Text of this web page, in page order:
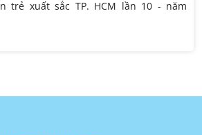
trẻ xuất sắc TP. HCM lần 10 - năm